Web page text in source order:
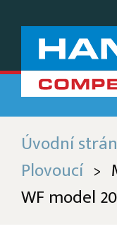
Úvodní
Plovoucí >
WF model